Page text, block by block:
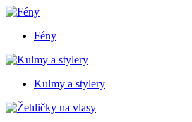
Fény
Kulmy a stylery